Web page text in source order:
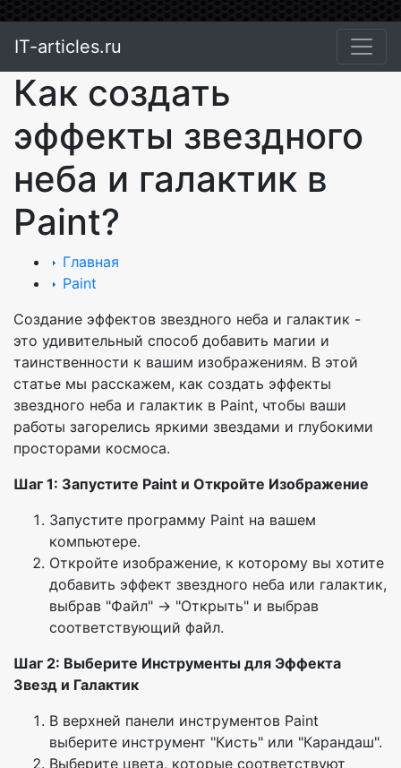
IT-articles.ru
Как создать
эффекты звездного
неба и галактик в
Paint?
Главная
Paint
Создание эффектов звездного неба и галактик -
это удивительный способ добавить магии и
таинственности к вашим изображениям. В этой
статье мы расскажем, как создать эффекты
звездного неба и галактик в Paint, чтобы ваши
работы загорелись яркими звездами и глубокими
просторами космоса.
Шаг 1: Запустите Paint и Откройте Изображение
Запустите программу Paint на вашем
компьютере.
Откройте изображение, к которому вы хотите
добавить эффект звездного неба или галактик,
выбрав "Файл" -> "Открыть" и выбрав
соответствующий файл.
Шаг 2: Выберите Инструменты для Эффекта
Звезд и Галактик
В верхней панели инструментов Paint
выберите инструмент "Кисть" или "Карандаш".
Выберите цвета, которые соответствуют